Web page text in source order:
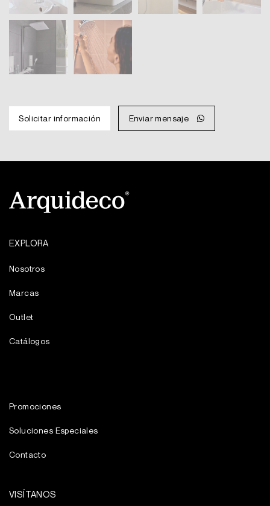
Solicitar información Enviar mensaje
EXPLORA
Nosotros
Marcas
Outlet
Catálogos
Promociones
Soluciones Especiales
Contacto
VISÍTANOS